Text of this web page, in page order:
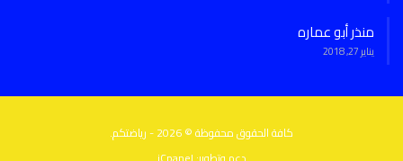
منذر أبو عماره
يناير 27, 2018
كافة الحقوق محفوظة © 2026 - رياضتكم.